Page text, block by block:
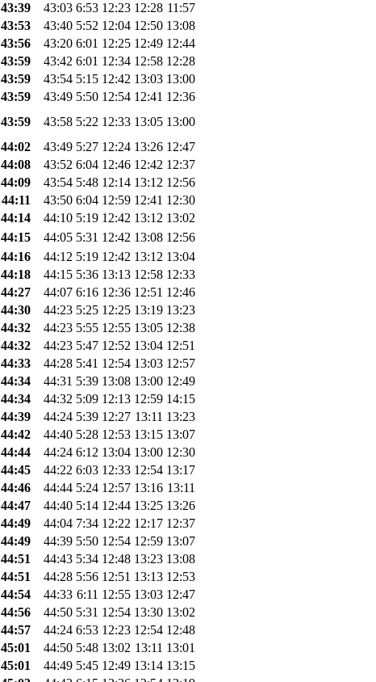
43:39 43:03 6:53 12:23 12:28 11:57
43:53 43:40 5:52 12:04 12:50 13:08
43:56 43:20 6:01 12:25 12:49 12:44
43:59 43:42 6:01 12:34 12:58 12:28
43:59 43:54 5:15 12:42 13:03 13:00
43:59 43:49 5:50 12:54 12:41 12:36
43:59 43:58 5:22 12:33 13:05 13:00
44:02 43:49 5:27 12:24 13:26 12:47
44:08 43:52 6:04 12:46 12:42 12:37
44:09 43:54 5:48 12:14 13:12 12:56
44:11 43:50 6:04 12:59 12:41 12:30
44:14 44:10 5:19 12:42 13:12 13:02
44:15 44:05 5:31 12:42 13:08 12:56
44:16 44:12 5:19 12:42 13:12 13:04
44:18 44:15 5:36 13:13 12:58 12:33
44:27 44:07 6:16 12:36 12:51 12:46
44:30 44:23 5:25 12:25 13:19 13:23
44:32 44:23 5:55 12:55 13:05 12:38
44:32 44:23 5:47 12:52 13:04 12:51
44:33 44:28 5:41 12:54 13:03 12:57
44:34 44:31 5:39 13:08 13:00 12:49
44:34 44:32 5:09 12:13 12:59 14:15
44:39 44:24 5:39 12:27 13:11 13:23
44:42 44:40 5:28 12:53 13:15 13:07
44:44 44:24 6:12 13:04 13:00 12:30
44:45 44:22 6:03 12:33 12:54 13:17
44:46 44:44 5:24 12:57 13:16 13:11
44:47 44:40 5:14 12:44 13:25 13:26
44:49 44:04 7:34 12:22 12:17 12:37
44:49 44:39 5:50 12:54 12:59 13:07
44:51 44:43 5:34 12:48 13:23 13:08
44:51 44:28 5:56 12:51 13:13 12:53
44:54 44:33 6:11 12:55 13:03 12:47
44:56 44:50 5:31 12:54 13:30 13:02
44:57 44:24 6:53 12:23 12:54 12:48
45:01 44:50 5:48 13:02 13:11 13:01
45:01 44:49 5:45 12:49 13:14 13:15